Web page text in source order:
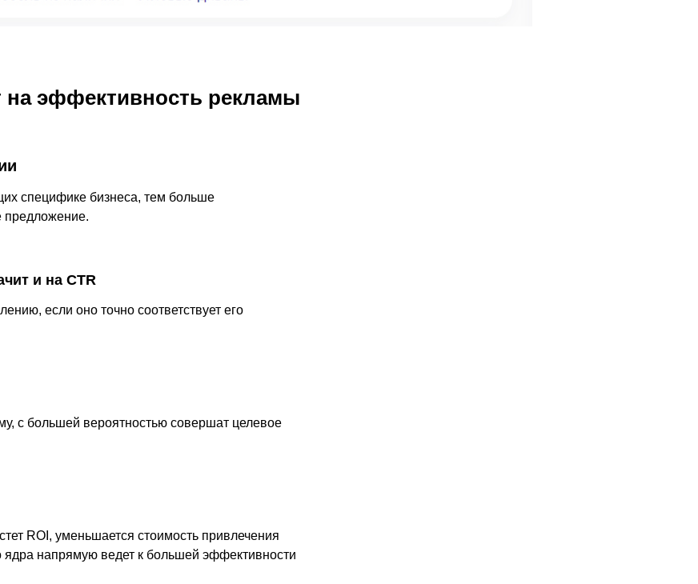
эффективность рекламы
специфике бизнеса, тем больше
предложение.
и на CTR
если оно точно соответствует его
с большей вероятностью совершат целевое
ROI, уменьшается стоимость привлечения
ядра напрямую ведет к большей эффективности